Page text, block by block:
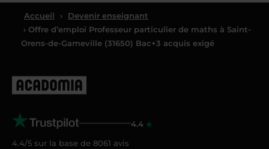
Accueil ›
Devenir enseignant
› Offre d’emploi Professeur particulier de maths à Saint-
Orens-de-Gameville (31650) Bac+3 acquis exigé
4.4
4.4/5 sur la base de 8061 avis